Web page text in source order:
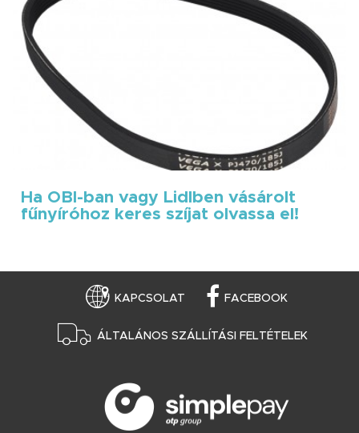
Ha OBI-ban vagy Lidlben vásárolt
fűnyíróhoz keres szíjat olvassa el!
KAPCSOLAT FACEBOOK
ÁLTALÁNOS SZÁLLÍTÁSI FELTÉTELEK